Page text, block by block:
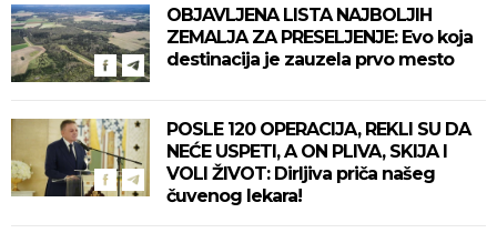
OBJAVLJENA LISTA NAJBOLJIH
ZEMALJA ZA PRESELJENJE: Evo koja
destinacija je zauzela prvo mesto
POSLE 120 OPERACIJA, REKLI SU DA
NEĆE USPETI, A ON PLIVA, SKIJA I
VOLI ŽIVOT: Dirljiva priča našeg
čuvenog lekara!